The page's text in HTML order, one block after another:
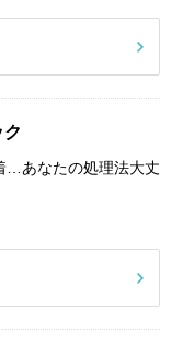
…あなたの処理法大丈